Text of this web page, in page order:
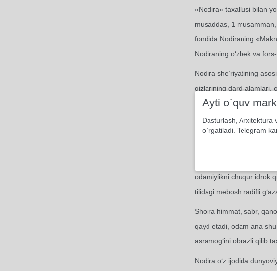
«Nodira» taxallusi bilan
musaddas, 1
fondida Nodiraning
Nodiraning o‘zbek va
Nodira she’riyatining
qizlarining dard-alamlari,
qarashi, ezgu istaklari
Muhabbatsiz kishi odam
Nodiraning muhabbat
odamiylikni chuqur idrok
tilidagi mebosh radifli
Shoira himmat, sabr,
qayd etadi, odam ana
asramog‘ini obrazli qilib
Nodira o‘z ijodida
Ayti o`quv
Dasturlash, Arxitektura
o`rgatiladi. Telegram